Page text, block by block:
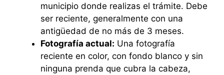
municipio donde realizas el trámite. Debe
ser reciente, generalmente con una
antigüedad de no más de 3 meses.
Fotografía actual: Una fotografía
reciente en color, con fondo blanco y sin
ninguna prenda que cubra la cabeza,